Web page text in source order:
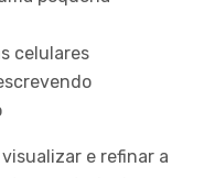
celulares
e refinar a